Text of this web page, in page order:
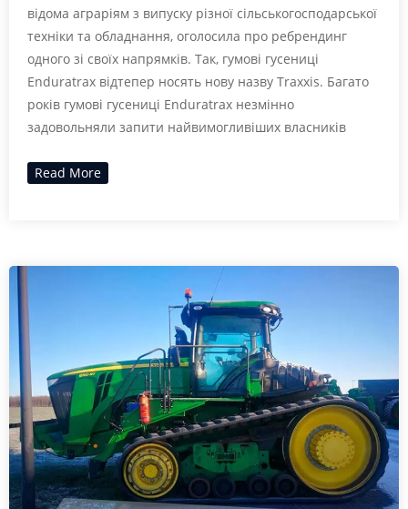
відома аграріям з випуску різної сільськогосподарської
техніки та обладнання, оголосила про ребрендинг
одного зі своїх напрямків. Так, гумові гусениці
Enduratrax відтепер носять нову назву Traxxis. Багато
років гумові гусениці Enduratrax незмінно
задовольняли запити найвимогливіших власників
Read More